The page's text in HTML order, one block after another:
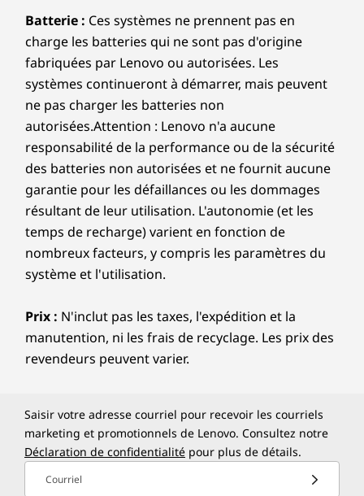
Batterie : Ces systèmes ne prennent pas en
charge les batteries qui ne sont pas d'origine
fabriquées par Lenovo ou autorisées. Les
systèmes continueront à démarrer, mais peuvent
ne pas charger les batteries non
autorisées.Attention : Lenovo n'a aucune
responsabilité de la performance ou de la sécurité
des batteries non autorisées et ne fournit aucune
garantie pour les défaillances ou les dommages
résultant de leur utilisation. L'autonomie (et les
temps de recharge) varient en fonction de
nombreux facteurs, y compris les paramètres du
système et l'utilisation.
Prix : N'inclut pas les taxes, l'expédition et la
manutention, ni les frais de recyclage. Les prix des
revendeurs peuvent varier.
Saisir votre adresse courriel pour recevoir les courriels
marketing et promotionnels de Lenovo. Consultez notre
Déclaration de confidentialité pour plus de détails.
Courriel